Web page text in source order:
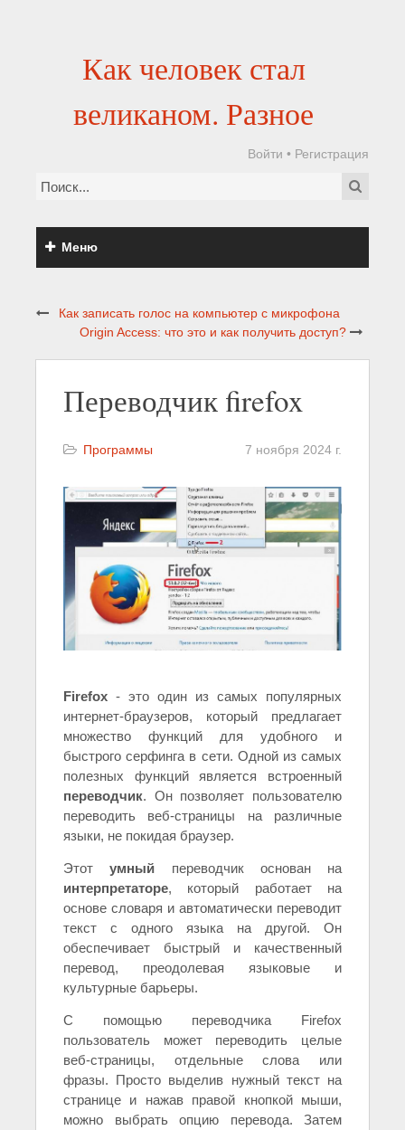
Как человек стал
великаном. Разное
Войти • Регистрация
Меню
Как записать голос на компьютер с микрофона
Origin Access: что это и как получить доступ?
Переводчик firefox
Программы 7 ноября 2024 г.
Firefox - это один из самых популярных
интернет-браузеров, который предлагает
множество функций для удобного и
быстрого серфинга в сети. Одной из самых
полезных функций является встроенный
переводчик. Он позволяет пользователю
переводить веб-страницы на различные
языки, не покидая браузер.
Этотумный переводчик основан на
интерпретаторе, который работает на
основе словаря и автоматически переводит
текст с одного языка на другой. Он
обеспечивает быстрый и качественный
перевод, преодолевая языковые и
культурные барьеры.
С помощью переводчика Firefox
пользователь может переводить целые
веб-страницы, отдельные слова или
фразы. Просто выделив нужный текст на
странице и нажав правой кнопкой мыши,
можно выбрать опцию перевода. Затем